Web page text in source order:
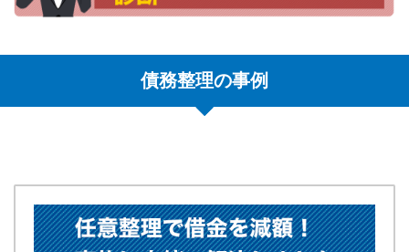
債務整理の事例